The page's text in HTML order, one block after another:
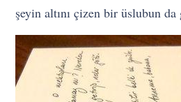
şeyin altını çizen bir üslubun